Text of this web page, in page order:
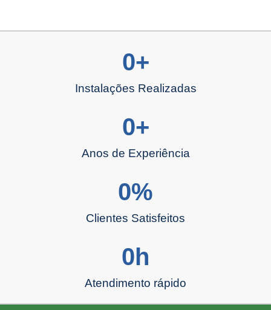
Instalações Realizadas
0+
Anos de Experiência
0+
Clientes Satisfeitos
0%
Atendimento rápido
0h